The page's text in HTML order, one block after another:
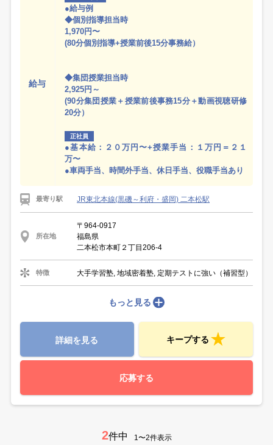
給与
●給与例
◆個別指導担当時
1,970円〜
(80分個別指導+授業前後15分事務給）
◆集団授業担当時
2,925円～
(90分集団授業＋授業前後事務15分＋動画視聴研修
20分）
正社員
●基本給：２０万円〜+授業手当：１万円＝２１
万〜
●車両手当、時間外手当、休日手当、役職手当あり
最寄り駅 JR東北本線(黒磯～利府・盛岡) 二本松駅
所在地
〒964-0917
福島県
二本松市本町２丁目206-4
特徴 大手学習塾, 地域密着塾, 定期テストに強い（補習型）
もっと見る
詳細を見る キープする
応募する
2件中 1〜2件表示